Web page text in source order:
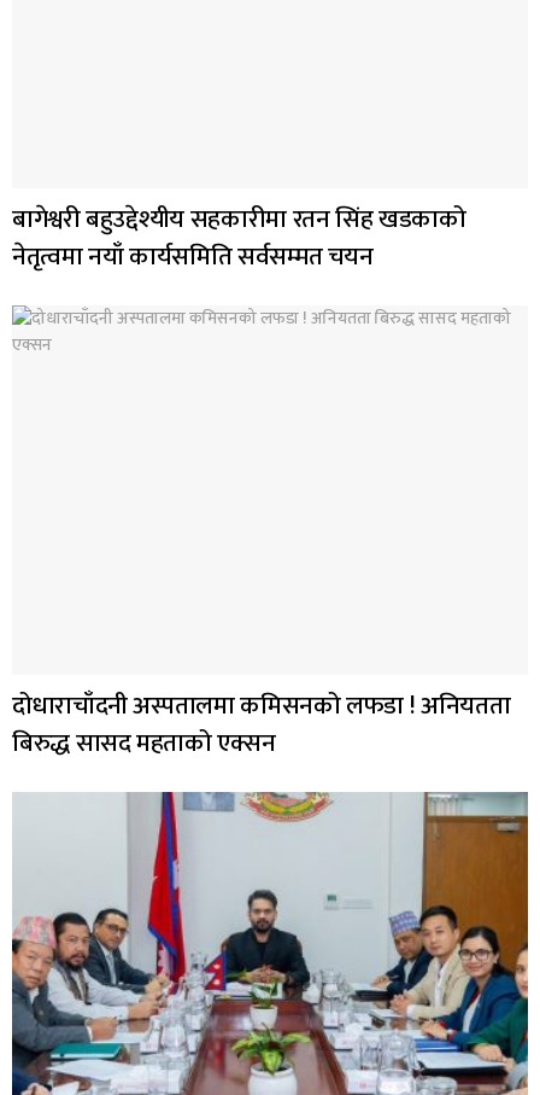
बागेश्वरी बहुउद्देश्यीय सहकारीमा रतन सिंह खडकाको
नेतृत्वमा नयाँ कार्यसमिति सर्वसम्मत चयन
दोधाराचाँदनी अस्पतालमा कमिसनको लफडा ! अनियतता
बिरुद्ध सासद महताको एक्सन